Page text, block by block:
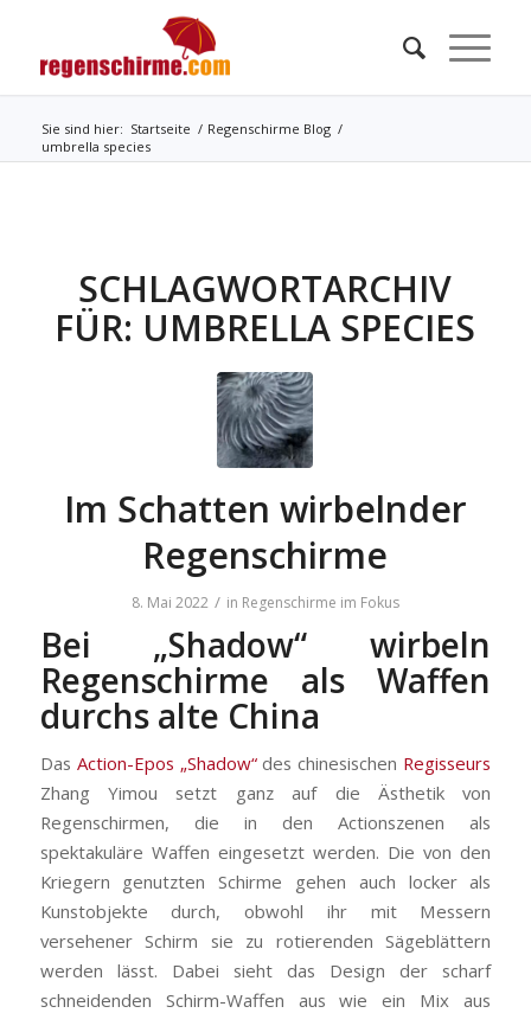
Sie sind hier: Startseite / Regenschirme Blog /
umbrella species
SCHLAGWORTARCHIV
FÜR: UMBRELLA SPECIES
Im Schatten wirbelnder
Regenschirme
8. Mai 2022 / in Regenschirme im Fokus
Bei „Shadow“ wirbeln
Regenschirme als Waffen
durchs alte China
Das Action-Epos „Shadow“des chinesischen Regisseurs
Zhang Yimou setzt ganz auf die Ästhetik von
Regenschirmen, die in den Actionszenen als
spektakuläre Waffen eingesetzt werden. Die von den
Kriegern genutzten Schirme gehen auch locker als
Kunstobjekte durch, obwohl ihr mit Messern
versehener Schirm sie zu rotierenden Sägeblättern
werden lässt. Dabei sieht das Design der scharf
schneidenden Schirm-Waffen aus wie ein Mix aus